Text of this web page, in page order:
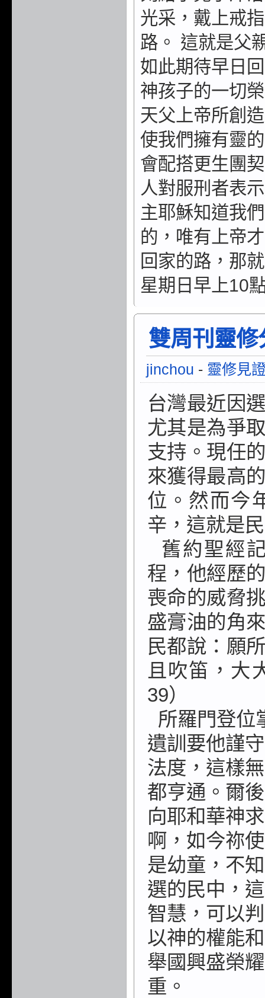
光采，戴上戒
路。 這就是父
如此期待早日
神孩子的一切
天父上帝所創
使我們擁有靈
會配搭更生團
人對服刑者表
主耶穌知道我
的，唯有上帝
回家的路，那
星期日早上10
雙周刊靈
jinchou - 靈修見
台灣最近因
尤其是為爭
支持。現任
來獲得最高
位。然而今
辛，這就是
舊約聖經
程， 他經歷
喪命的威脅
盛膏油的角
民都說：願
且吹笛，大
39）
所羅門登位
遺訓要他謹
法度， 這樣
都亨通。 爾
向耶和華神
啊，如今祢
是幼童，不
選的民中，
智慧，可以
以神的權能
舉國興盛榮
重。